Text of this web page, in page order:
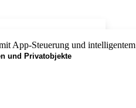
und Privatobjekte